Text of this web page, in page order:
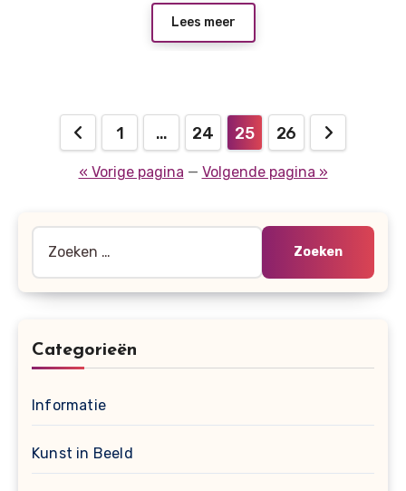
Lees meer
Berichten
paginering
1 … 24 25 26
« Vorige pagina — Volgende pagina »
naar:
Categorieën
Informatie
Kunst in Beeld